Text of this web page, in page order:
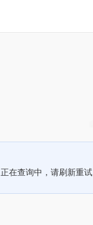
正在查询中，请刷新重试